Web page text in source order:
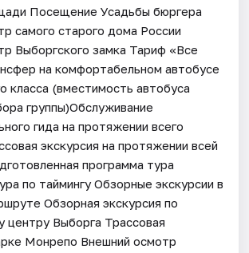
Посещение Усадьбы бюргера
самого старого дома России
Выборгского замка Тариф «Все
на комфортабельном автобусе
класса (вместимость автобуса
группы)Обслуживание
гида на протяжении всего
экскурсия на протяжении всей
программа тура
по таймингу Обзорные экскурсии в
Обзорная экскурсия по
центру Выборга Трассовая
Монрепо Внешний осмотр